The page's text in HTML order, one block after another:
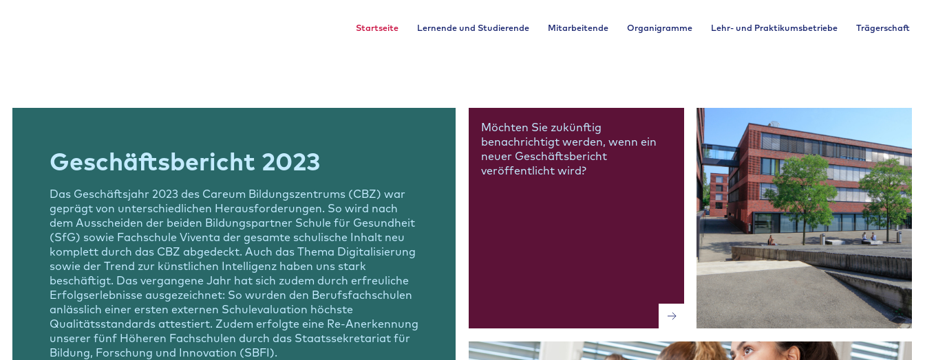
Startseite Lernende und Studierende Mitarbeitende Organigramme Lehr- und Praktikumsbetriebe Trägerschaft
Geschäftsbericht 2023
Das Geschäftsjahr 2023 des Careum Bildungszentrums (CBZ) war
geprägt von unterschiedlichen Herausforderungen. So wird nach
dem Ausscheiden der beiden Bildungspartner Schule für Gesundheit
(SfG) sowie Fachschule Viventa der gesamte schulische Inhalt neu
komplett durch das CBZ abgedeckt. Auch das Thema Digitalisierung
sowie der Trend zur künstlichen Intelligenz haben uns stark
beschäftigt. Das vergangene Jahr hat sich zudem durch erfreuliche
Erfolgserlebnisse ausgezeichnet: So wurden den Berufsfachschulen
anlässlich einer ersten externen Schulevaluation höchste
Qualitätsstandards attestiert. Zudem erfolgte eine Re-Anerkennung
unserer fünf Höheren Fachschulen durch das Staatssekretariat für
Bildung, Forschung und Innovation (SBFI).
Möchten Sie zukünftig
benachrichtigt werden, wenn ein
neuer Geschäftsbericht
veröffentlicht wird?